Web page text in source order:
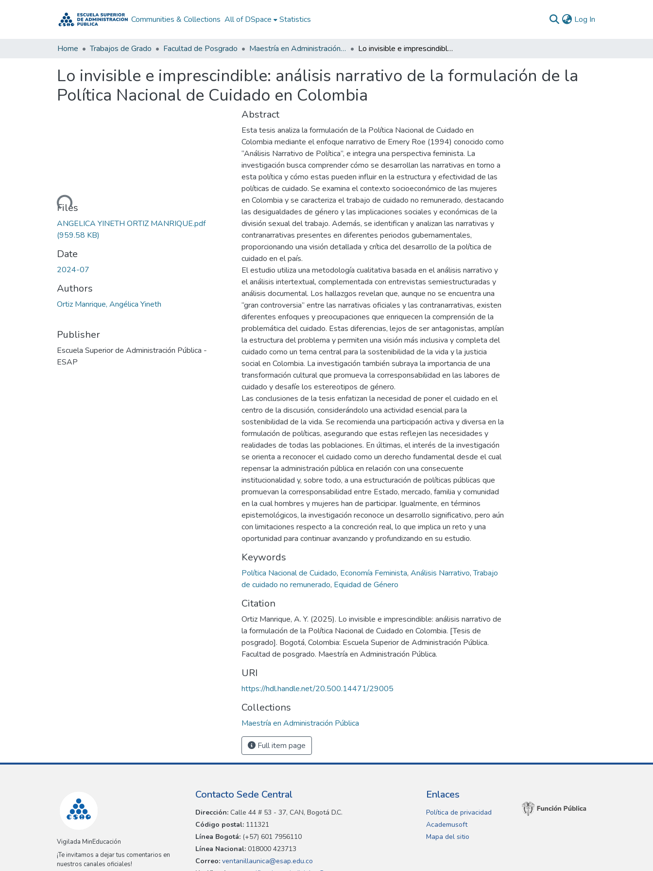
Communities & Collections All of DSpace Statistics Log In
Home Trabajos de Grado Facultad de Posgrado Maestría en Administración Pública Lo invisible e imprescindible: análisis narrativo de la formulación de la Política Nacional de Cuidado en Colombia
Lo invisible e imprescindible: análisis narrativo de la formulación de la
Política Nacional de Cuidado en Colombia
Loading...
Files
ANGELICA YINETH ORTIZ MANRIQUE.pdf
(959.58 KB)
Date
2024-07
Authors
Ortiz Manrique, Angélica Yineth
Publisher
Escuela Superior de Administración Pública -
ESAP
Abstract
Esta tesis analiza la formulación de la Política Nacional de Cuidado en
Colombia mediante el enfoque narrativo de Emery Roe (1994) conocido como
“Análisis Narrativo de Política”, e integra una perspectiva feminista. La
investigación busca comprender cómo se desarrollan las narrativas en torno a
esta política y cómo estas pueden influir en la estructura y efectividad de las
políticas de cuidado. Se examina el contexto socioeconómico de las mujeres
en Colombia y se caracteriza el trabajo de cuidado no remunerado, destacando
las desigualdades de género y las implicaciones sociales y económicas de la
división sexual del trabajo. Además, se identifican y analizan las narrativas y
contranarrativas presentes en diferentes periodos gubernamentales,
proporcionando una visión detallada y crítica del desarrollo de la política de
cuidado en el país.
El estudio utiliza una metodología cualitativa basada en el análisis narrativo y
el análisis intertextual, complementada con entrevistas semiestructuradas y
análisis documental. Los hallazgos revelan que, aunque no se encuentra una
“gran controversia” entre las narrativas oficiales y las contranarrativas, existen
diferentes enfoques y preocupaciones que enriquecen la comprensión de la
problemática del cuidado. Estas diferencias, lejos de ser antagonistas, amplían
la estructura del problema y permiten una visión más inclusiva y completa del
cuidado como un tema central para la sostenibilidad de la vida y la justicia
social en Colombia. La investigación también subraya la importancia de una
transformación cultural que promueva la corresponsabilidad en las labores de
cuidado y desafíe los estereotipos de género.
Las conclusiones de la tesis enfatizan la necesidad de poner el cuidado en el
centro de la discusión, considerándolo una actividad esencial para la
sostenibilidad de la vida. Se recomienda una participación activa y diversa en la
formulación de políticas, asegurando que estas reflejen las necesidades y
realidades de todas las poblaciones. En últimas, el interés de la investigación
se orienta a reconocer el cuidado como un derecho fundamental desde el cual
repensar la administración pública en relación con una consecuente
institucionalidad y, sobre todo, a una estructuración de políticas públicas que
promuevan la corresponsabilidad entre Estado, mercado, familia y comunidad
en la cual hombres y mujeres han de participar. Igualmente, en términos
epistemológicos, la investigación reconoce un desarrollo significativo, pero aún
con limitaciones respecto a la concreción real, lo que implica un reto y una
oportunidad para continuar avanzando y profundizando en su estudio.
Keywords
Política Nacional de Cuidado, Economía Feminista, Análisis Narrativo,Trabajo
de cuidado no remunerado, Equidad de Género
Citation
Ortiz Manrique, A. Y. (2025). Lo invisible e imprescindible: análisis narrativo de
la formulación de la Política Nacional de Cuidado en Colombia. [Tesis de
posgrado]. Bogotá, Colombia: Escuela Superior de Administración Pública.
Facultad de posgrado. Maestría en Administración Pública.
URI
https://hdl.handle.net/20.500.14471/29005
Collections
Maestría en Administración Pública
Full item page
Vigilada MinEducación
¡Te invitamos a dejar tus comentarios en
nuestros canales oficiales!
Contacto Sede Central
Dirección: Calle 44 # 53 - 37, CAN, Bogotá D.C.
Código postal: 111321
Línea Bogotá: (+57) 601 7956110
Línea Nacional: 018000 423713
Correo: ventanillaunica@esap.edu.co
Enlaces
Política de privacidad
Academusoft
Mapa del sitio